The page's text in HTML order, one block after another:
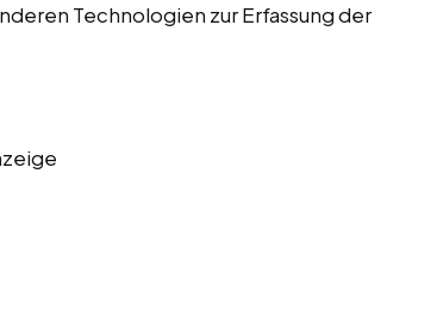
Technologien zur Erfassung der